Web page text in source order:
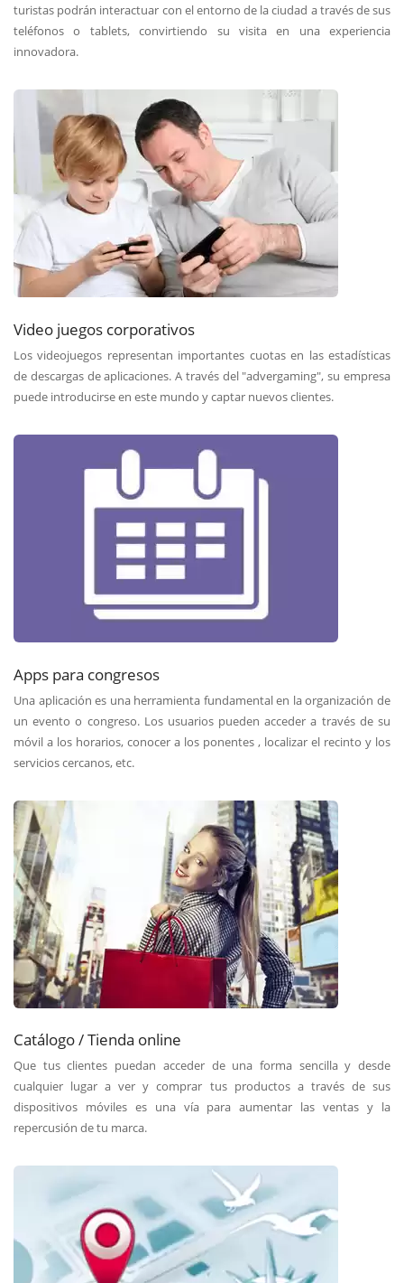
turistas podrán interactuar con el entorno de la ciudad a través de sus
teléfonos o tablets, convirtiendo su visita en una experiencia
innovadora.
Video juegos corporativos
Los videojuegos representan importantes cuotas en las estadísticas
de descargas de aplicaciones. A través del "advergaming", su empresa
puede introducirse en este mundo y captar nuevos clientes.
Apps para congresos
Una aplicación es una herramienta fundamental en la organización de
un evento o congreso. Los usuarios pueden acceder a través de su
móvil a los horarios, conocer a los ponentes , localizar el recinto y los
servicios cercanos, etc.
Catálogo / Tienda online
Que tus clientes puedan acceder de una forma sencilla y desde
cualquier lugar a ver y comprar tus productos a través de sus
dispositivos móviles es una vía para aumentar las ventas y la
repercusión de tu marca.